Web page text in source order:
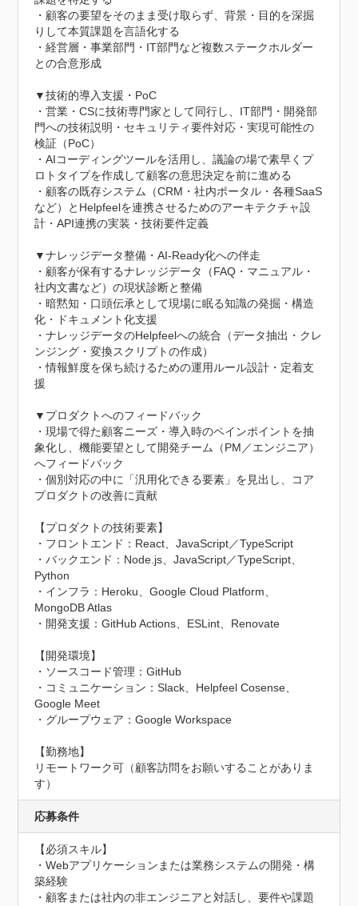
・顧客の要望をそのまま受け取らず、背景・目的を深掘
りして本質課題を言語化する
・経営層・事業部門・IT部門など複数ステークホルダー
との合意形成
▼技術的導入支援・PoC
・営業・CSに技術専門家として同行し、IT部門・開発部
門への技術説明・セキュリティ要件対応・実現可能性の
検証（PoC）
・AIコーディングツールを活用し、議論の場で素早くプ
ロトタイプを作成して顧客の意思決定を前に進める
・顧客の既存システム（CRM・社内ポータル・各種SaaS
など）とHelpfeelを連携させるためのアーキテクチャ設
計・API連携の実装・技術要件定義
▼ナレッジデータ整備・AI-Ready化への伴走
・顧客が保有するナレッジデータ（FAQ・マニュアル・
社内文書など）の現状診断と整備
・暗黙知・口頭伝承として現場に眠る知識の発掘・構造
化・ドキュメント化支援
・ナレッジデータのHelpfeelへの統合（データ抽出・クレ
ンジング・変換スクリプトの作成）
・情報鮮度を保ち続けるための運用ルール設計・定着支
援
▼プロダクトへのフィードバック
・現場で得た顧客ニーズ・導入時のペインポイントを抽
象化し、機能要望として開発チーム（PM／エンジニア）
へフィードバック
・個別対応の中に「汎用化できる要素」を見出し、コア
プロダクトの改善に貢献
【プロダクトの技術要素】
・フロントエンド：React、JavaScript／TypeScript
・バックエンド：Node.js、JavaScript／TypeScript、
Python
・インフラ：Heroku、Google Cloud Platform、
MongoDB Atlas
・開発支援：GitHub Actions、ESLint、Renovate
【開発環境】
・ソースコード管理：GitHub
・コミュニケーション：Slack、Helpfeel Cosense、
Google Meet
・グループウェア：Google Workspace
【勤務地】
リモートワーク可（顧客訪問をお願いすることがありま
す）
応募条件
【必須スキル】
・Webアプリケーションまたは業務システムの開発・構
築経験
・顧客または社内の非エンジニアと対話し、要件や課題